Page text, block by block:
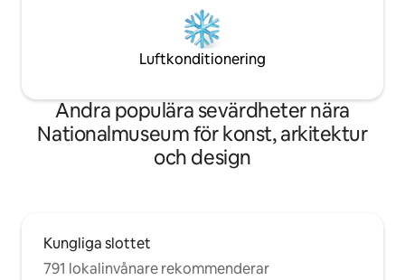
Luftkonditionering
Andra populära sevärdheter nära
Nationalmuseum för konst, arkitektur
och design
Kungliga slottet
791 lokalinvånare rekommenderar